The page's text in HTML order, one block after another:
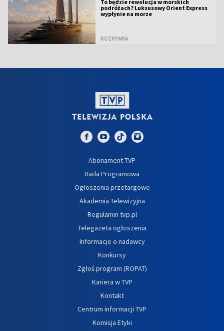
To będzie rewolucja w morskich
podróżach? Luksusowy Orient Express
wypłynie na morze
ROZRYWKA
Abonament TVP
Rada Programowa
Ogłoszenia przetargowe
Akademia Telewizyjna
Regulamin tvp.pl
Telegazeta ogłoszenia
Informacje o nadawcy
Konkursy
Zgłoś program (ROPAT)
Kariera w TVP
Kontakt
Centrum informacji TVP
Komisja Etyki